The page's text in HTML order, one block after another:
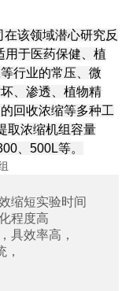
该领域潜心研究反
用于医药保健、植
行业的常压、微
、渗透、植物精
回收浓缩等多种工
取浓缩机组容量
、500L等。
缩短实验时间
程度高
具效率高，